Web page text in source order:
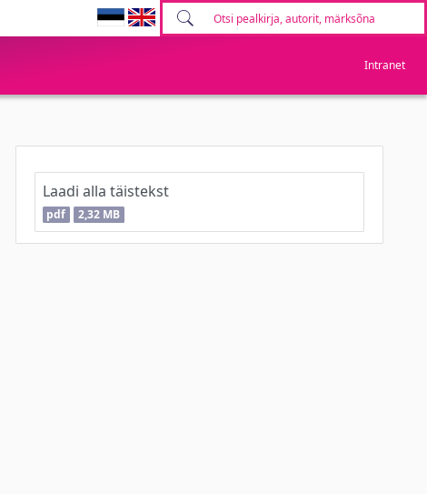
Intranet
Laadi alla täistekst
pdf 2,32 MB